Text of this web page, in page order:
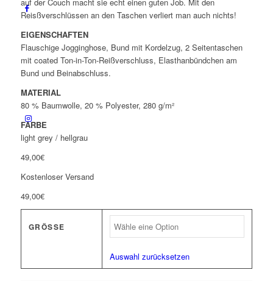
Reisßverschlüssen an den Taschen verliert man auch nichts!
EIGENSCHAFTEN
Flauschige Jogginghose, Bund mit Kordelzug, 2 Seitentaschen
mit coated Ton-in-Ton-Reißverschluss, Elasthanbündchen am
Bund und Beinabschluss.
MATERIAL
80 % Baumwolle, 20 % Polyester, 280 g/m²
FARBE
light grey / hellgrau
49,00€
Kostenloser Versand
49,00€
GRÖSSE
Auswahl zurücksetzen